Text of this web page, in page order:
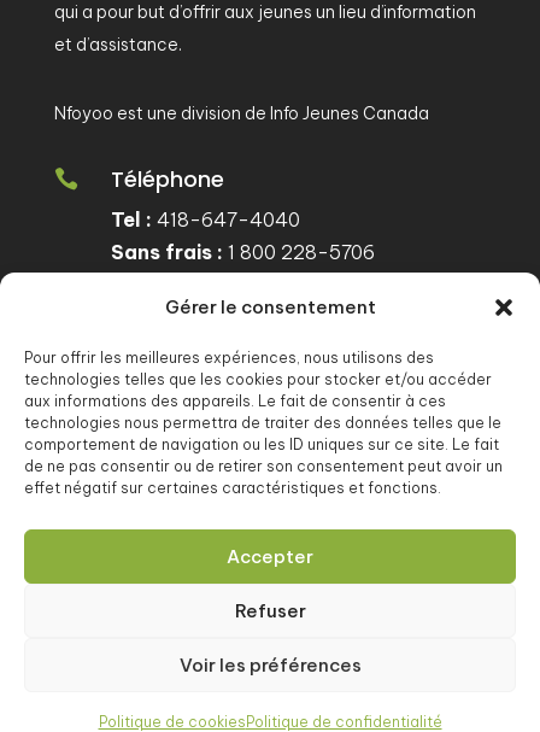
Gérer le consentement
Pour offrir les meilleures expériences, nous utilisons des
technologies telles que les cookies pour stocker et/ou accéder
aux informations des appareils. Le fait de consentir à ces
technologies nous permettra de traiter des données telles que le
comportement de navigation ou les ID uniques sur ce site. Le fait
de ne pas consentir ou de retirer son consentement peut avoir un
effet négatif sur certaines caractéristiques et fonctions.
Accepter
Refuser
Voir les préférences
Politique de cookies Politique de confidentialité
qui a pour but d’offrir aux jeunes un lieu d’information
et d’assistance.
Nfoyoo est une division de Info Jeunes Canada
 Téléphone
Tel : 418-647-4040
Sans frais : 1 800 228-5706
Courriel
info@nfoyoo.org
 Suivez-nous
Notre page Facebook
 NFOYOO
585, boulevard Charest Est,
Bureau 900, Québec